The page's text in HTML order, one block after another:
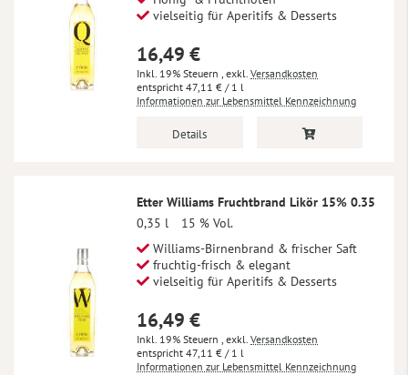
vielseitig für Aperitifs & Desserts
16,49 €
Inkl. 19% Steuern , exkl. Versandkosten
47,11 € / 1 l
Informationen zur Lebensmittel Kennzeichnung
Details
Etter Williams Fruchtbrand Likör 15% 0.35
0,35 l
15 % Vol.
Williams-Birnenbrand & frischer Saft
fruchtig-frisch & elegant
vielseitig für Aperitifs & Desserts
16,49 €
Inkl. 19% Steuern , exkl. Versandkosten
47,11 € / 1 l
Informationen zur Lebensmittel Kennzeichnung